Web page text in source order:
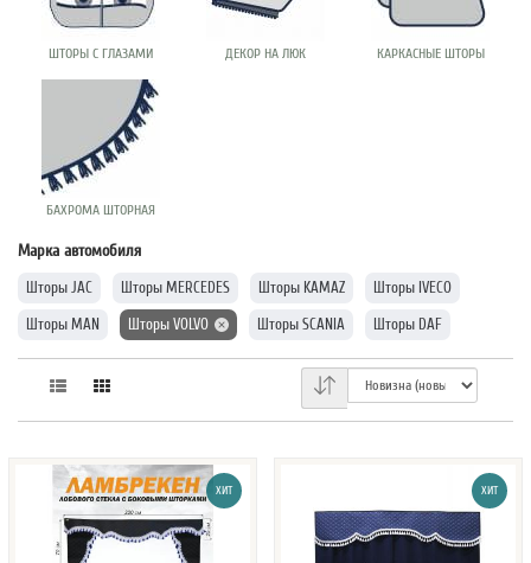
ШТОРЫ С ГЛАЗАМИ ДЕКОР НА ЛЮК КАРКАСНЫЕ ШТОРЫ
БАХРОМА ШТОРНАЯ
Марка автомобиля
Шторы JAC Шторы MERCEDES Шторы KAMAZ Шторы IVECO
Шторы MAN Шторы VOLVO Шторы SCANIA Шторы DAF
ХИТ ХИТ